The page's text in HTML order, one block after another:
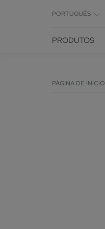
PORTUGUÊS
PRODUTOS
PÁGINA DE INÍCIO